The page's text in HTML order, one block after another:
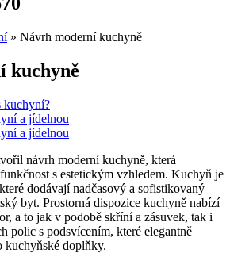
» Návrh moderní kuchyně
kuchyně
návrh moderní kuchyně, která
s estetickým vzhledem. Kuchyň je
dodávají nadčasový a sofistikovaný
byt. Prostorná dispozice kuchyně nabízí
a to jak v podobě skříní a zásuvek, tak i
polic s podsvícením, které elegantně
kuchyňské doplňky.